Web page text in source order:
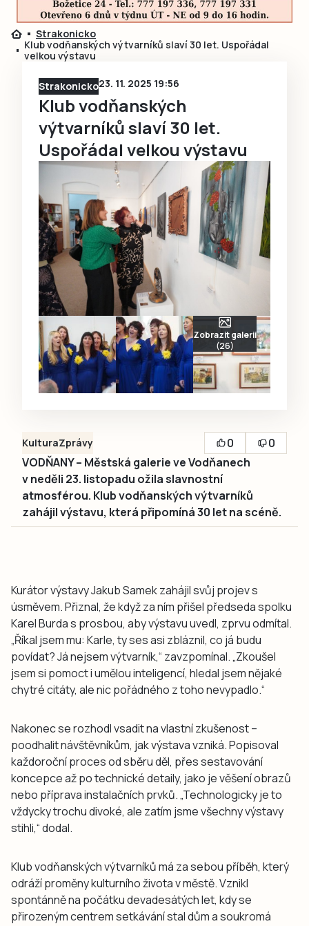
Strakonicko
Klub vodňanských výtvarníků slaví 30 let. Uspořádal
velkou výstavu
Strakonicko23. 11. 2025 19:56
Klub vodňanských
výtvarníků slaví 30 let.
Uspořádal velkou výstavu
Zobrazit galerii
(26)
KulturaZprávy 0
0
VODŇANY – Městská galerie ve Vodňanech
v neděli 23. listopadu ožila slavnostní
atmosférou. Klub vodňanských výtvarníků
zahájil výstavu, která připomíná 30 let na scéně.
Kurátor výstavy Jakub Samek zahájil svůj projev s
úsměvem. Přiznal, že když za ním přišel předseda spolku
Karel Burda s prosbou, aby výstavu uvedl, zprvu odmítal.
„Říkal jsem mu: Karle, ty ses asi zbláznil, co já budu
povídat? Já nejsem výtvarník,“ zavzpomínal. „Zkoušel
jsem si pomoct i umělou inteligencí, hledal jsem nějaké
chytré citáty, ale nic pořádného z toho nevypadlo.“
Nakonec se rozhodl vsadit na vlastní zkušenost –
poodhalit návštěvníkům, jak výstava vzniká. Popisoval
každoroční proces od sběru děl, přes sestavování
koncepce až po technické detaily, jako je věšení obrazů
nebo příprava instalačních prvků. „Technologicky je to
vždycky trochu divoké, ale zatím jsme všechny výstavy
stihli,“ dodal.
Klub vodňanských výtvarníků má za sebou příběh, který
odráží proměny kulturního života v městě. Vznikl
spontánně na počátku devadesátých let, kdy se
přirozeným centrem setkávání stal dům a soukromá